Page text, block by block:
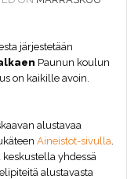
järjestetään
Paunun koulun
on kaikille avoin.
alustavaa
Aineistot-sivulla.
keskustella yhdessä
alustavasta